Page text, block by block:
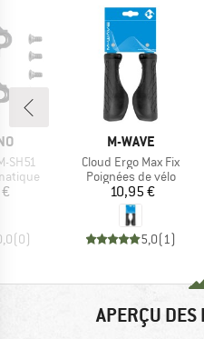
SH51
(0)
MARQUE
M-WAVE
Article
Cloud Ergo Max Fix
Product group
Poignées de vélo
Prix
10,95 €
5,0(1)
APERÇU DES